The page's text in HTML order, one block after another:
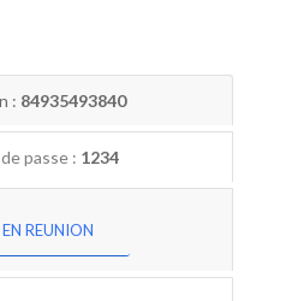
: 84935493840
passe : 1234
EN REUNION